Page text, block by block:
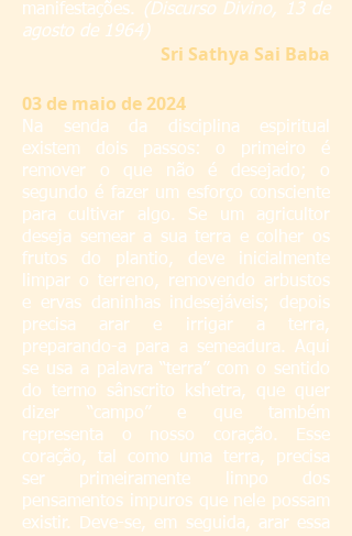
manifestações.
(Discurso Divino, 13 de
agosto de 1964)
Sri Sathya Sai Baba
03 de maio de 2024
Na senda da disciplina espiritual
existem dois passos: o primeiro é
remover o que não é desejado; o
segundo é fazer um esforço consciente
para cultivar algo. Se um agricultor
deseja semear a sua terra e colher os
frutos do plantio, deve inicialmente
limpar o terreno, removendo arbustos
e ervas daninhas indesejáveis; depois
precisa arar e irrigar a terra,
preparando-a para a semeadura. Aqui
se usa a palavra “terra” com o sentido
do termo sânscrito kshetra, que quer
dizer “campo” e que também
representa o nosso coração. Esse
coração, tal como uma terra, precisa
ser primeiramente limpo dos
pensamentos impuros que nele possam
existir. Deve-se, em seguida, arar essa